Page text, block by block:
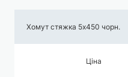
Хомут стяжка 5х450 чорн.
Ціна